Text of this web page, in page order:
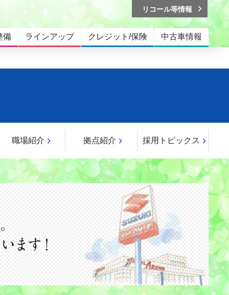
備 ラインアップ クレジット/保険 中古車情報
リコール等情報
職場紹介 拠点紹介 採用トピックス